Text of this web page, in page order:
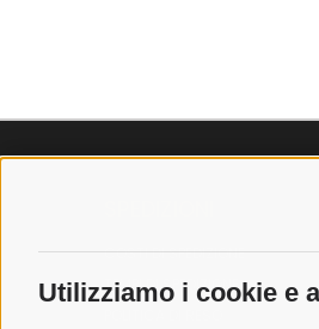
Utilizziamo i cookie e
COSTI DI SPEDIZIONE
TEMPI DI SPEDIZIONE